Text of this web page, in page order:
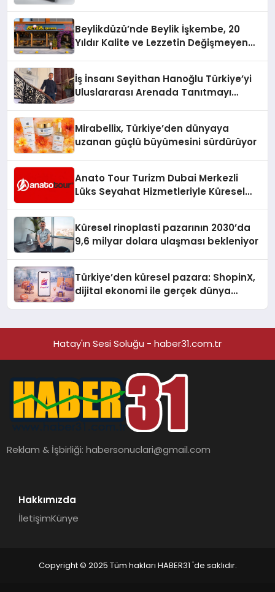
Beylikdüzü’nde Beylik İşkembe, 20
Yıldır Kalite ve Lezzetin Değişmeyen
İş İnsanı Seyithan Hanoğlu Türkiye’yi
Uluslararası Arenada Tanıtmayı
Mirabellix, Türkiye’den dünyaya
uzanan güçlü büyümesini sürdürüyor
Anato Tour Turizm Dubai Merkezli
Lüks Seyahat Hizmetleriyle Küresel
Küresel rinoplasti pazarının 2030’da
9,6 milyar dolara ulaşması bekleniyor
Türkiye’den küresel pazara: ShopinX,
dijital ekonomi ile gerçek dünya
Hatay'ın Sesi Soluğu - haber31.com.tr
Reklam & İşbirliği:habersonuclari@gmail.com
Hakkımızda
İletişimKünye
Copyright © 2025 Tüm hakları HABER31 'de saklıdır.